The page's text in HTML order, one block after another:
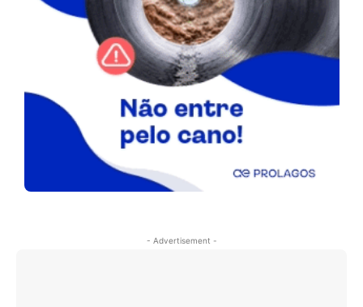
- Advertisement -